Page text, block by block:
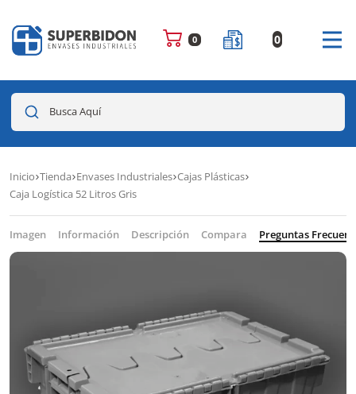
0 0
Busca Aquí
Inicio Tienda Envases Industriales Cajas Plásticas
Caja Logística 52 Litros Gris
Imagen Información Descripción Compara Preguntas